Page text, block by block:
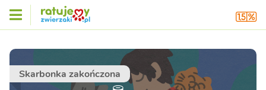
Skarbonka zakończona